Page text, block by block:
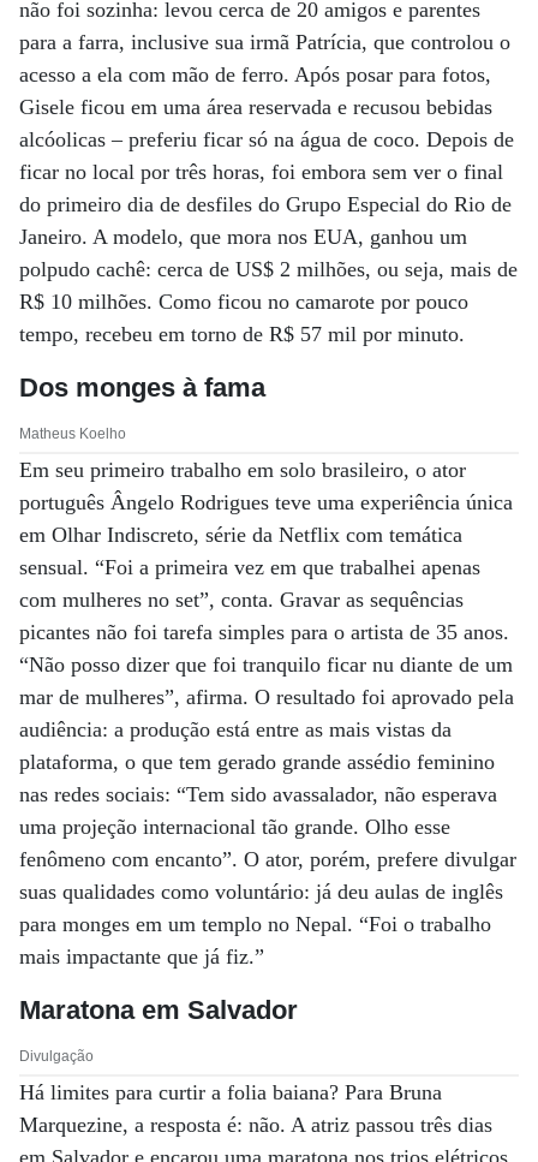
não foi sozinha: levou cerca de 20 amigos e parentes
para a farra, inclusive sua irmã Patrícia, que controlou o
acesso a ela com mão de ferro. Após posar para fotos,
Gisele ficou em uma área reservada e recusou bebidas
alcóolicas – preferiu ficar só na água de coco. Depois de
ficar no local por três horas, foi embora sem ver o final
do primeiro dia de desfiles do Grupo Especial do Rio de
Janeiro. A modelo, que mora nos EUA, ganhou um
polpudo cachê: cerca de US$ 2 milhões, ou seja, mais de
R$ 10 milhões. Como ficou no camarote por pouco
tempo, recebeu em torno de R$ 57 mil por minuto.
Dos monges à fama
Matheus Koelho
Em seu primeiro trabalho em solo brasileiro, o ator
português Ângelo Rodrigues teve uma experiência única
em Olhar Indiscreto, série da Netflix com temática
sensual. “Foi a primeira vez em que trabalhei apenas
com mulheres no set”, conta. Gravar as sequências
picantes não foi tarefa simples para o artista de 35 anos.
“Não posso dizer que foi tranquilo ficar nu diante de um
mar de mulheres”, afirma. O resultado foi aprovado pela
audiência: a produção está entre as mais vistas da
plataforma, o que tem gerado grande assédio feminino
nas redes sociais: “Tem sido avassalador, não esperava
uma projeção internacional tão grande. Olho esse
fenômeno com encanto”. O ator, porém, prefere divulgar
suas qualidades como voluntário: já deu aulas de inglês
para monges em um templo no Nepal. “Foi o trabalho
mais impactante que já fiz.”
Maratona em Salvador
Divulgação
Há limites para curtir a folia baiana? Para Bruna
Marquezine, a resposta é: não. A atriz passou três dias
em Salvador e encarou uma maratona nos trios elétricos